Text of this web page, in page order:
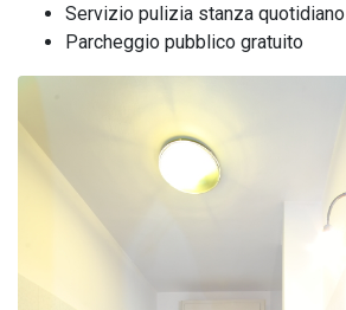
Servizio pulizia stanza quotidiano
Parcheggio pubblico gratuito